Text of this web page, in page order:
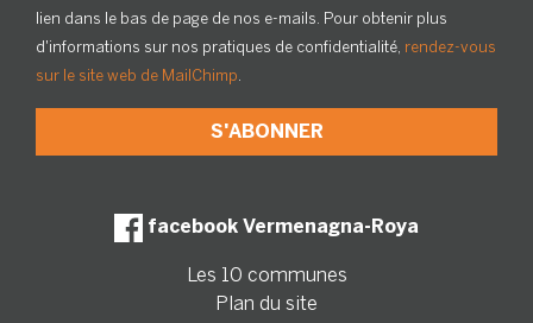
lien dans le bas de page de nos e-mails. Pour obtenir plus
d'informations sur nos pratiques de confidentialité, rendez-vous
sur le site web de MailChimp.
facebook Vermenagna-Roya
Les 10 communes
Plan du site